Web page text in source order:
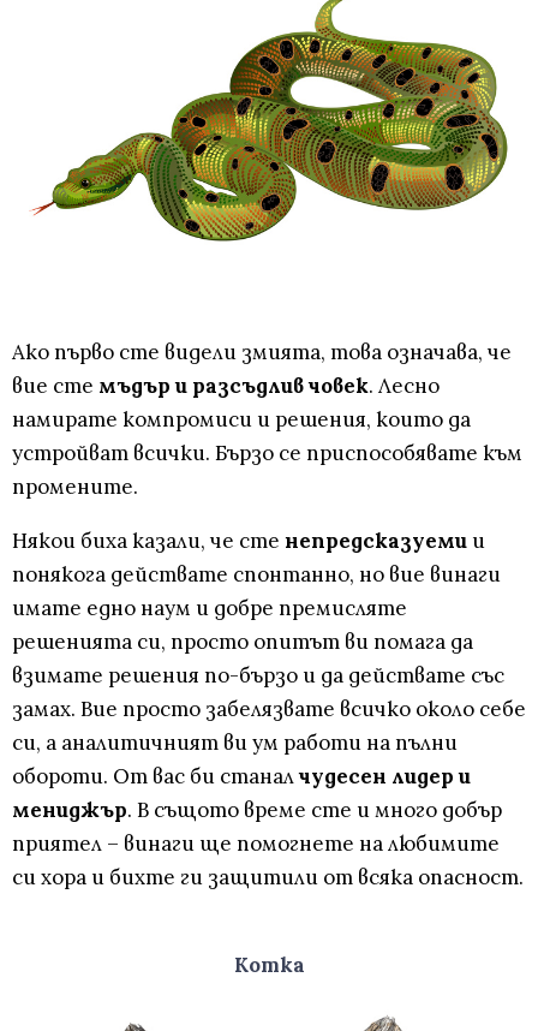
Ако първо сте видели змията, това означава, че
вие сте мъдър и разсъдлив човек. Лесно
намирате компромиси и решения, които да
устройват всички. Бързо се приспособявате към
промените.
Някои биха казали, че сте непредсказуеми и
понякога действате спонтанно, но вие винаги
имате едно наум и добре премисляте
решенията си, просто опитът ви помага да
взимате решения по-бързо и да действате със
замах. Вие просто забелязвате всичко около себе
си, а аналитичният ви ум работи на пълни
обороти. От вас би станалчудесен лидер и
мениджър. В същото време сте и много добър
приятел – винаги ще помогнете на любимите
си хора и бихте ги защитили от всяка опасност.
Котка